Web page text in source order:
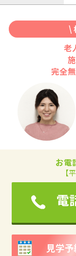
\
老
完全
お電
【
電
見学予